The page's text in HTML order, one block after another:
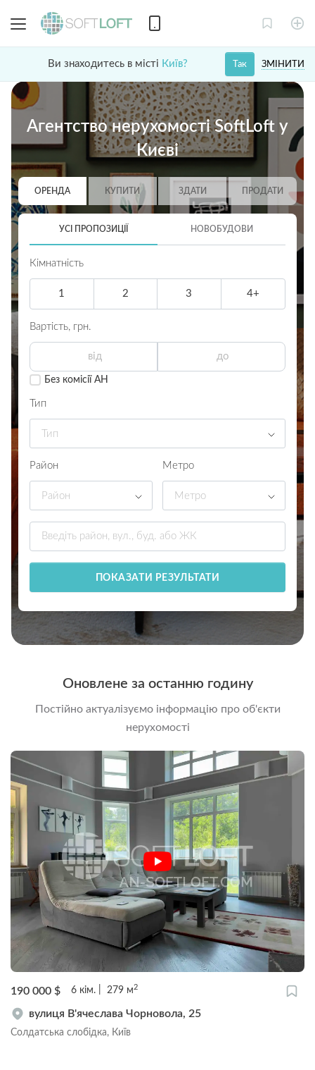
Ви знаходитесь в місті Київ? ЗМІНИТИ
Так
Агентство нерухомості SoftLoft у
Києві
ОРЕНДА КУПИТИ ЗДАТИ ПРОДАТИ
УСІ ПРОПОЗИЦІЇ НОВОБУДОВИ
Кімнатність
1 2 3 4+
Вартість, грн.
Без комісії АН
Тип
Тип
Район
Район
Метро
Метро
ПОКАЗАТИ РЕЗУЛЬТАТИ
Оновлене за останню годину
Постійно актуалізуємо інформацію про об'єкти
нерухомості
190 000 $ 6 кім. 279 м 2
вулиця В'ячеслава Чорновола, 25
Солдатська слобідка, Київ